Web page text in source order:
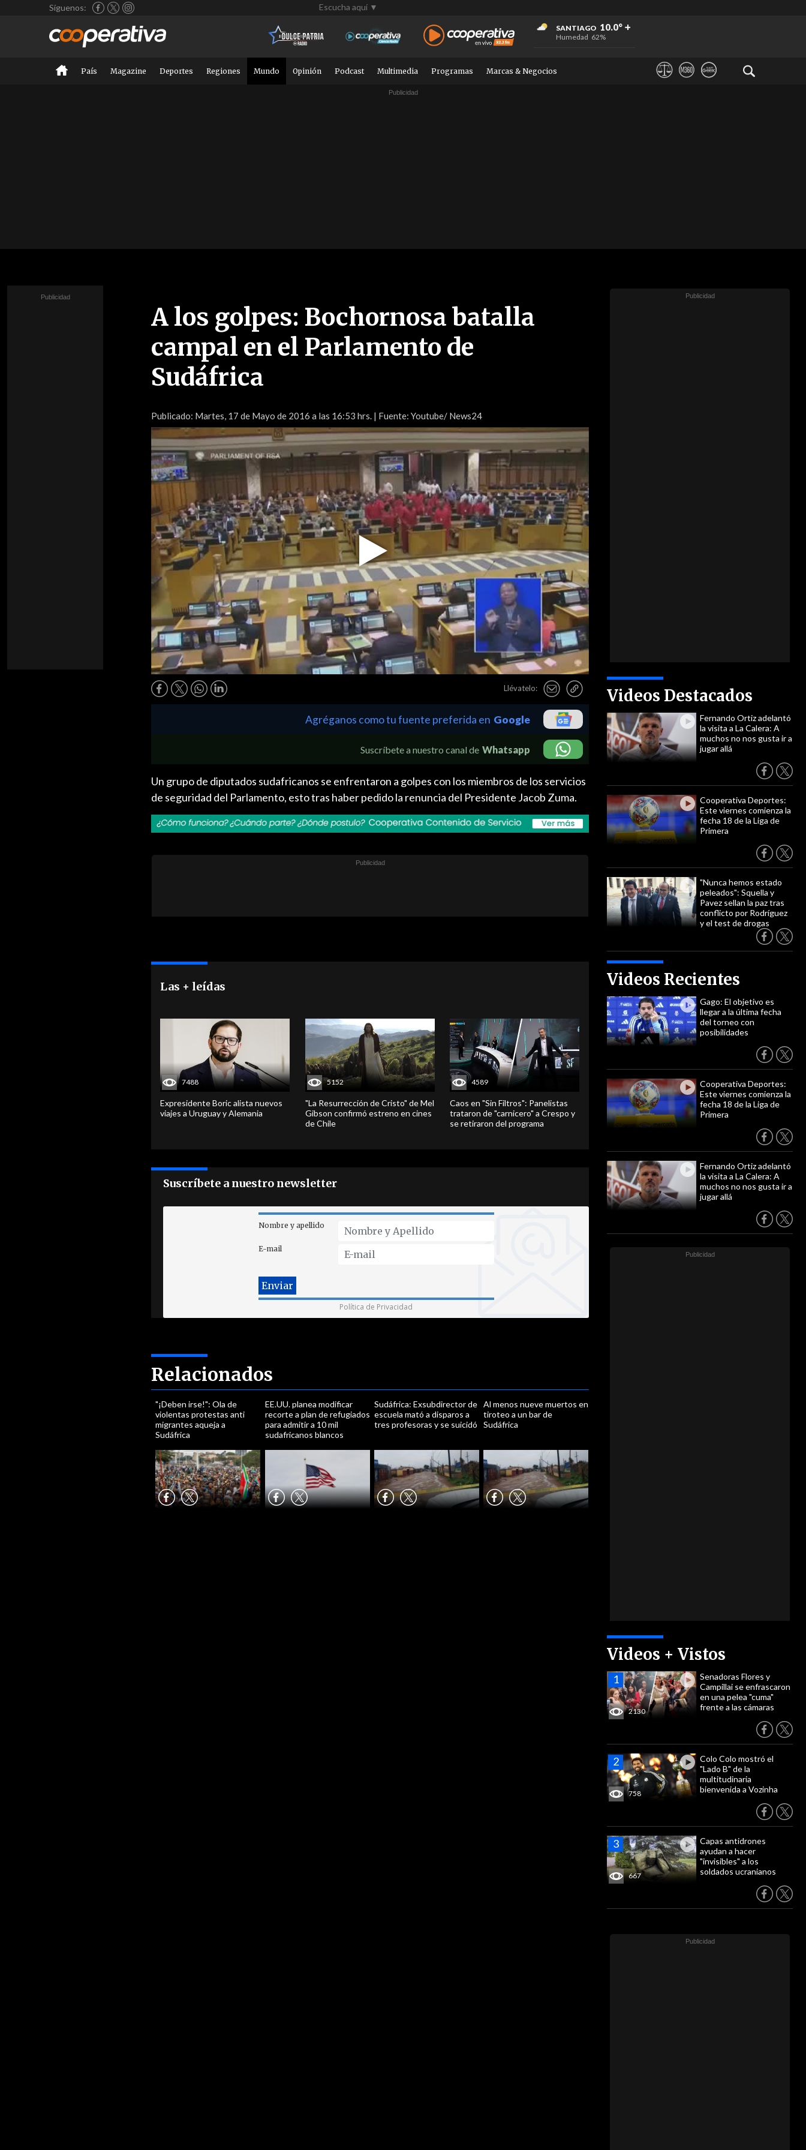
Síguenos: Escucha aquí ▼
SANTIAGO 10.0°
Humedad 62%
+
+
+
País Magazine Deportes Regiones Mundo Opinión Podcast Multimedia Programas Marcas & Negocios
A los golpes: Bochornosa batalla
campal en el Parlamento de
Sudáfrica
Publicado: Martes, 17 de Mayo de 2016 a las 16:53 hrs. | Fuente: Youtube/ News24
Play
Video
Llévatelo: Videos Destacados
Fernando Ortiz adelantó
la visita a La Calera: A
muchos no nos gusta ir a
jugar allá
Cooperativa Deportes:
Este viernes comienza la
fecha 18 de la Liga de
Primera
"Nunca hemos estado
peleados": Squella y
Pavez sellan la paz tras
conflicto por Rodríguez
y el test de drogas
Videos Recientes
Gago: El objetivo es
llegar a la última fecha
del torneo con
posibilidades
Cooperativa Deportes:
Este viernes comienza la
fecha 18 de la Liga de
Primera
Fernando Ortiz adelantó
la visita a La Calera: A
muchos no nos gusta ir a
jugar allá
Videos + Vistos
2130
Senadoras Flores y
Campillai se enfrascaron
en una pelea "cuma"
frente a las cámaras
758
Colo Colo mostró el
"Lado B" de la
multitudinaria
bienvenida a Vozinha
667
Capas antidrones
ayudan a hacer
"invisibles" a los
soldados ucranianos
Agréganos como tu fuente preferida en Google
Suscríbete a nuestro canal de Whatsapp
Un grupo de diputados sudafricanos se enfrentaron a golpes con los miembros de los servicios
de seguridad del Parlamento, esto tras haber pedido la renuncia del Presidente Jacob Zuma.
Las + leídas
7488
Expresidente Boric alista nuevos
viajes a Uruguay y Alemania
5152
"La Resurrección de Cristo" de Mel
Gibson confirmó estreno en cines
de Chile
4589
Caos en "Sin Filtros": Panelistas
trataron de "carnicero" a Crespo y
se retiraron del programa
Suscríbete a nuestro newsletter
Nombre y apellido
E-mail
Política de Privacidad
Relacionados
"¡Deben irse!": Ola de
violentas protestas anti
migrantes aqueja a
Sudáfrica
EE.UU. planea modificar
recorte a plan de refugiados
para admitir a 10 mil
sudafricanos blancos
Sudáfrica: Exsubdirector de
escuela mató a disparos a
tres profesoras y se suicidó
Al menos nueve muertos en
tiroteo a un bar de
Sudáfrica